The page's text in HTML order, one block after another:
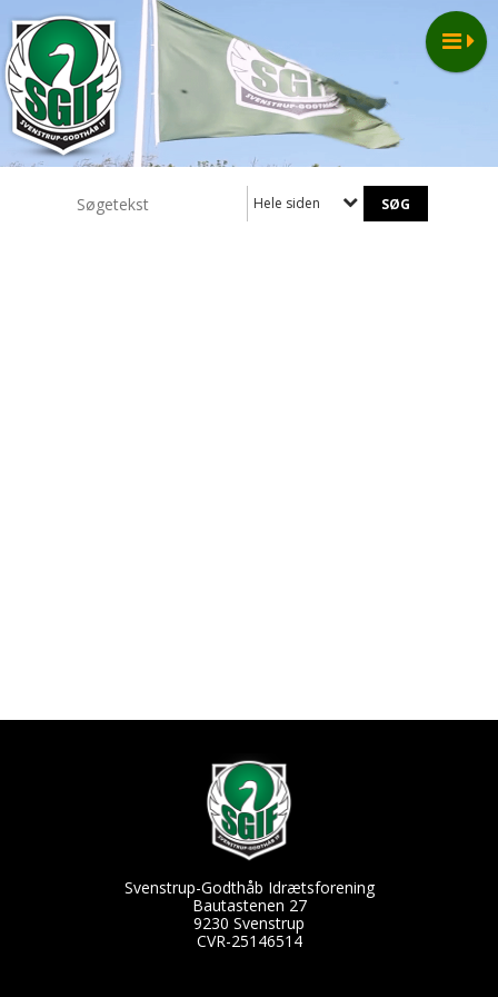
Hele siden
Svenstrup-Godthåb Idrætsforening
Bautastenen 27
9230 Svenstrup
CVR-25146514